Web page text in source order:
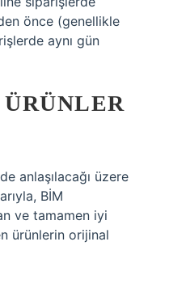
önce (genellikle
aynı gün
anlaşılacağı üzere
BİM
ve tamamen iyi
ürünlerin orijinal